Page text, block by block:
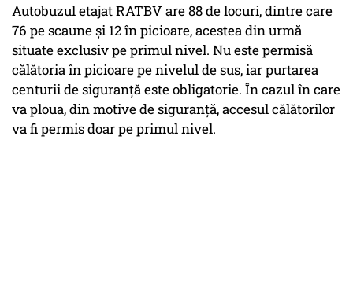
Autobuzul etajat RATBV are 88 de locuri, dintre care
76 pe scaune şi 12 în picioare, acestea din urmă
situate exclusiv pe primul nivel. Nu este permisă
călătoria în picioare pe nivelul de sus, iar purtarea
centurii de siguranţă este obligatorie. În cazul în care
va ploua, din motive de siguranţă, accesul călătorilor
va fi permis doar pe primul nivel.